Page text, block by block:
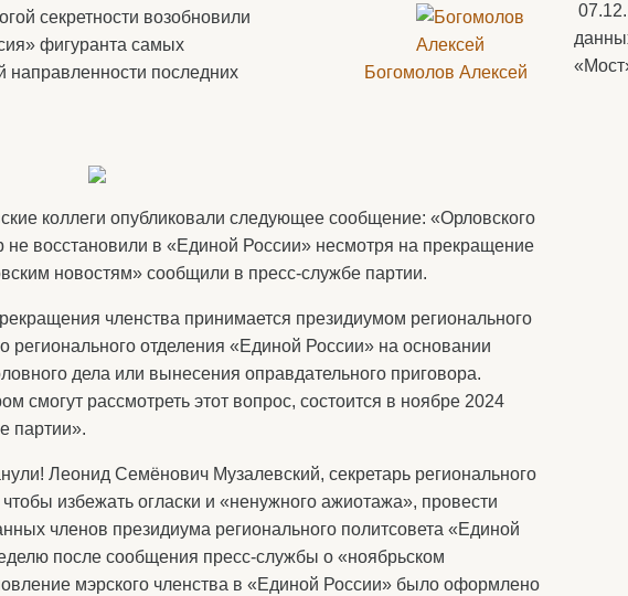
Богомолов Алексей
секретности возобновили
фигуранта самых
направленности последних
коллеги опубликовали следующее сообщение: «Орловского
восстановили в «Единой России» несмотря на прекращение
новостям» сообщили в пресс-службе партии.
членства принимается президиумом регионального
регионального отделения «Единой России» на основании
дела или вынесения оправдательного приговора.
смогут рассмотреть этот вопрос, состоится в ноябре 2024
партии».
Леонид Семёнович Музалевский, секретарь регионального
избежать огласки и «ненужного ажиотажа», провести
членов президиума регионального политсовета «Единой
после сообщения пресс-службы о «ноябрьском
мэрского членства в «Единой России» было оформлено